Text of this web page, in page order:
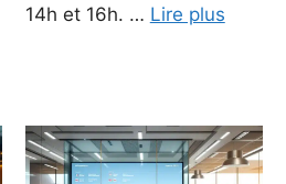
14h et 16h. … Lire plus